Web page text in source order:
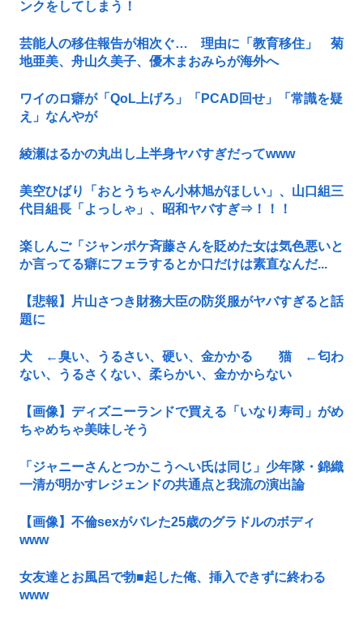
ンクをしてしまう！
芸能人の移住報告が相次ぐ… 理由に「教育移住」 菊
地亜美、舟山久美子、優木まおみらが海外へ
ワイのロ癖が「QoL上げろ」「PCAD回せ」「常識を疑
え」なんやが
綾瀬はるかの丸出し上半身ヤバすぎだってwww
美空ひばり「おとうちゃん小林旭がほしい」、山口組三
代目組長「よっしゃ」、昭和ヤバすぎ⇒！！！
楽しんご「ジャンポケ斉藤さんを貶めた女は気色悪いと
か言ってる癖にフェラするとか口だけは素直なんだ...
【悲報】片山さつき財務大臣の防災服がヤバすぎると話
題に
犬 ←臭い、うるさい、硬い、金かかる 猫 ←匂わ
ない、うるさくない、柔らかい、金かからない
【画像】ディズニーランドで買える「いなり寿司」がめ
ちゃめちゃ美味しそう
「ジャニーさんとつかこうへい氏は同じ」少年隊・錦織
一清が明かすレジェンドの共通点と我流の演出論
【画像】不倫sexがバレた25歳のグラドルのボディ
www
女友達とお風呂で勃■起した俺、挿入できずに終わる
www